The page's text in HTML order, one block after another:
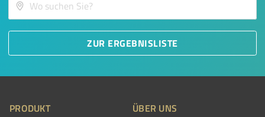
ZUR ERGEBNISLISTE
PRODUKT ÜBER UNS